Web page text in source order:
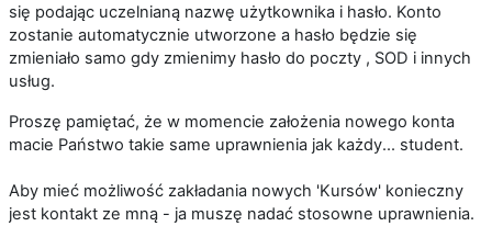
się podając uczelnianą nazwę użytkownika i hasło. Konto
zostanie automatycznie utworzone a hasło będzie się
zmieniało samo gdy zmienimy hasło do poczty , SOD i innych
usług.
Proszę pamiętać, że w momencie założenia nowego konta
macie Państwo takie same uprawnienia jak każdy... student.
Aby mieć możliwość zakładania nowych 'Kursów' konieczny
jest kontakt ze mną - ja muszę nadać stosowne uprawnienia.